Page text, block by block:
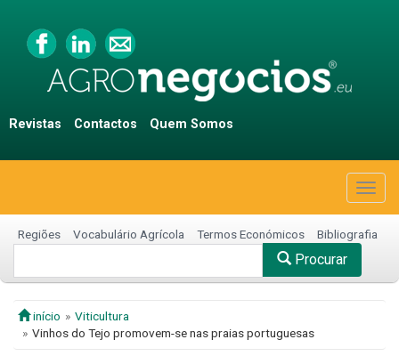
Revistas Contactos Quem Somos
Regiões Vocabulário Agrícola Termos Económicos Bibliografia
Procurar
início
Viticultura
Vinhos do Tejo promovem-se nas praias portuguesas